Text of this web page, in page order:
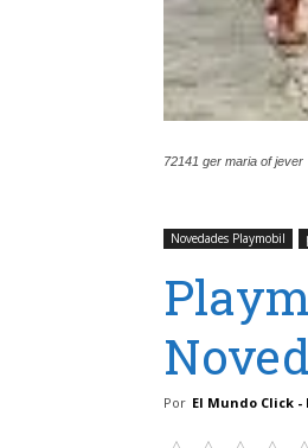
72141 ger maria of jever
Novedades Playmobil
Por El Mundo Click -